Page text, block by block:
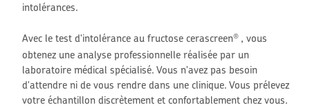
intolérances.
Avec le test d'intolérance au fructose cerascreen® , vous
obtenez une analyse professionnelle réalisée par un
laboratoire médical spécialisé. Vous n'avez pas besoin
d'attendre ni de vous rendre dans une clinique. Vous prélevez
votre échantillon discrètement et confortablement chez vous.